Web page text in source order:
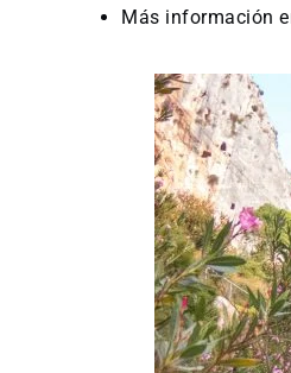
Más información